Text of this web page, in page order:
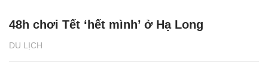
DU LỊCH
48h chơi Tết ‘hết mình’ ở Hạ Long